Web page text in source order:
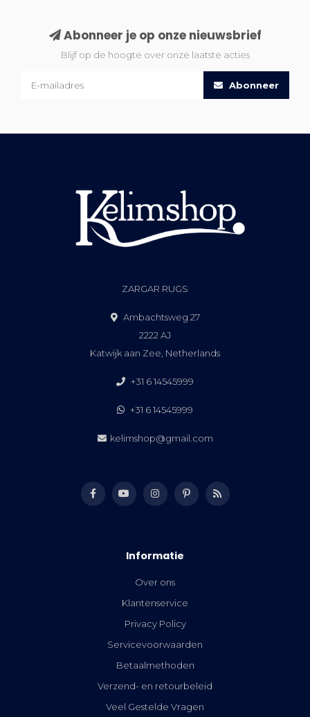
Abonneer je op onze nieuwsbrief
Blijf op de hoogte over onze laatste acties
Abonneer
ZARGAR RUGS
Ambachtsweg 27
2222 AJ
Katwijk aan Zee, Netherlands
+31 6 14545999
+31 6 14545999
kelimshop@gmail.com
Informatie
Over ons
Klantenservice
Privacy Policy
Servicevoorwaarden
Betaalmethoden
Verzend- en retourbeleid
Veel Gestelde Vragen